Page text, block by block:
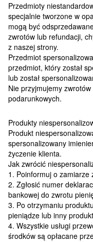
Przedmioty
specjalnie tworzone w
mogą być
zwrotów lub refundacji,
z naszej strony.
Przedmiot
przedmiot, który został
lub został
Nie przyjmujemy
podarunkowych.
Produkty
Produkt
spersonalizowany
życzenie klienta.
Jak zwrócić
1. Poinformuj o zamiarze
2. Zgłosić numer
bankowej do zwrotu
3. Po otrzymaniu
pieniądze lub inny produkt
4. Wszystkie usługi
środków są opłacane